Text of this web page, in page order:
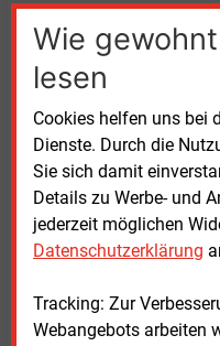
Wie
lesen
Cookies helfen uns bei
Dienste. Durch die
Sie sich damit
Details zu Werbe- und
jederzeit möglichen
Datenschutzerklärung
Tracking: Zur
Webangebots arbeiten
eine Anpassung der
Klagen ein. Bereits im
DUH Verfahren gegen
angestoßen, darunter
(wir berichteten). Ziel
Einhaltung
gerichtlich überprüfen
auf Bundesebene, die